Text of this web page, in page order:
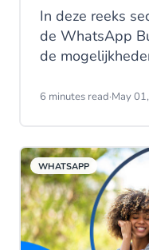
In deze reeks
de WhatsApp
de
het WhatsApp
winkelervaring
winkels tot
bezorgdiensten
cadeaus.
6 minutes read·May
WHATSAPP